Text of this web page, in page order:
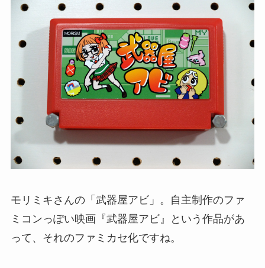
モリミキさんの「武器屋アビ」。自主制作のファ
ミコンっぽい映画『武器屋アビ』という作品があ
って、それのファミカセ化ですね。